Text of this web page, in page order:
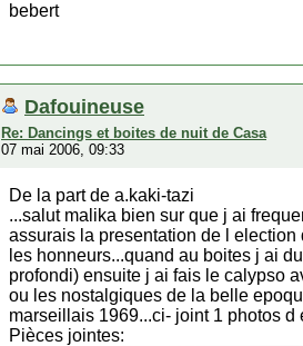
bebert
Dafouineuse
Re: Dancings et boites de nuit de Casa
07 mai 2006, 09:33
De la part de a.kaki-tazi
...salut malika bien sur que j ai
assurais la presentation de l
les honneurs...quand au boites j ai
profondi) ensuite j ai fais le calypso
ou les nostalgiques de la belle
marseillais 1969...ci- joint 1 photos d
Pièces jointes: